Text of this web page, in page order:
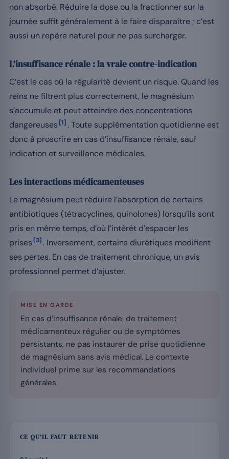
non absorbé. Réduire la dose ou la fractionner sur la
journée suffit généralement à le faire disparaître ; c’est
aussi un repère naturel pour ne pas surcharger.
L’insuffisance rénale : la vraie contre-indication
C’est le cas où la régularité devient un risque. Quand les
reins ne filtrent plus correctement, le magnésium
s’accumule et peut atteindre des concentrations
dangereuses [1] . Toute supplémentation quotidienne est
donc à proscrire en cas d’insuffisance rénale, sauf
indication et surveillance médicales.
Les interactions médicamenteuses
Le magnésium peut réduire l’absorption de certains
antibiotiques (tétracyclines, quinolones) lorsqu’ils sont
pris en même temps, d’où l’intérêt d’espacer les
prises [3] . Inversement, certains diurétiques modifient
ses pertes. En cas de traitement chronique, un avis
professionnel permet d’ajuster.
MISE EN GARDE
En cas d’insuffisance rénale, de traitement
médicamenteux régulier ou de symptômes
persistants, ne pas instaurer de prise quotidienne
de magnésium sans avis médical. Le contexte
individuel prime sur les recommandations
générales.
CE QU’IL FAUT RETENIR